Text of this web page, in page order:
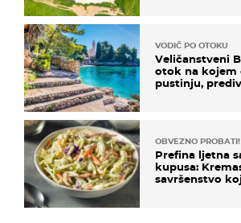
VODIČ PO OTOKU
Veličanstveni
otok na kojem
pustinju,
OBVEZNO PROBATI!
Prefina ljetna
kupusa:
savršenstvo